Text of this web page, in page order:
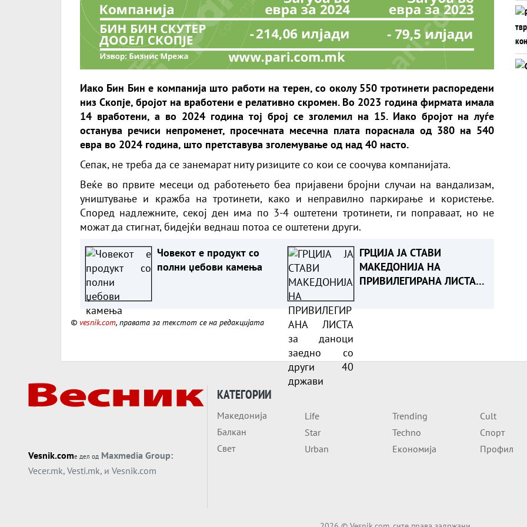
Иако Бин Бин е компанија што работи на терен, со околу 550 тротинети распоредени
низ Скопје, бројот на вработени е релативно скромен. Во 2023 година фирмата имала
14 вработени, а во 2024 година тој број се зголемил на 15. Иако бројот на луѓе
останува речиси непроменет, просечната месечна плата пораснала од 380 на 540
евра во 2024 година, што претставува зголемување од над 40 насто.
Сепак, не треба да се занемарат ниту ризиците со кои се соочува компанијата.
Веќе во првите месеци од работењето беа пријавени бројни случаи на вандализам,
уништување и кражба на тротинети, како и неправилно паркирање и користење.
Според надлежните, секој ден има по 3-4 оштетени тротинети, ги поправаат, но не
можат да стигнат, бидејќи веднаш потоа се оштетени други.
Човекот е продукт со
полни џебови камења
ГРЦИЈА ЈА СТАВИ
МАКЕДОНИЈА НА
ПРИВИЛЕГИРАНА ЛИСТА
© vesnik.com, правата за текстот се на редакцијата
Vesnik.comе дел од Maxmedia Group:
Vecer.mk, Vesti.mk, и Vesnik.com
КАТЕГОРИИ
Македонија
Балкан
Свет
Life
Star
Urban
Trending
Techno
Економија
Cult
Спорт
Профил